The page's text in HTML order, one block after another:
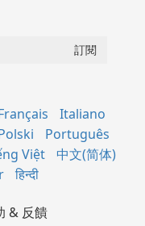
Italiano
Português
Việt
中文(简体)
हिन्दी
& 反饋